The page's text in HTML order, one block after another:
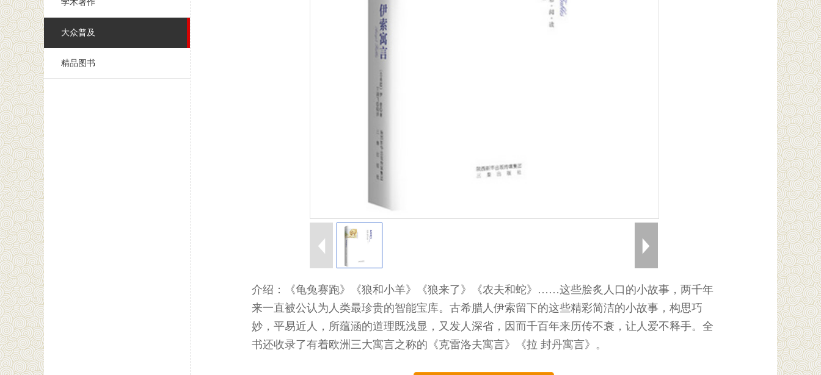
学术著作
大众普及
精品图书
介绍：《龟兔赛跑》《狼和小羊》《狼来了》《农夫和蛇》……这些脍炙人口的小故事，两千年
来一直被公认为人类最珍贵的智能宝库。古希腊人伊索留下的这些精彩简洁的小故事，构思巧
妙，平易近人，所蕴涵的道理既浅显，又发人深省，因而千百年来历传不衰，让人爱不释手。全
书还收录了有着欧洲三大寓言之称的《克雷洛夫寓言》《拉 封丹寓言》。